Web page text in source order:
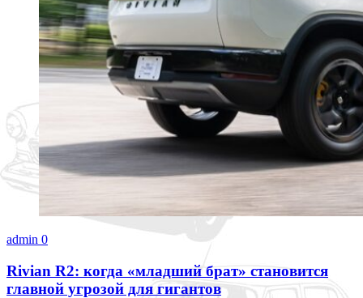
admin 0
Rivian R2: когда «младший брат» становится
главной угрозой для гигантов